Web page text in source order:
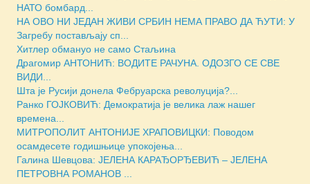
НАТО бомбард...
НА ОВО НИ ЈЕДАН ЖИВИ СРБИН НЕМА ПРАВО ДА ЋУТИ: У
Загребу постављају сп...
Хитлер обмануо не само Стаљина
Драгомир АНТОНИЋ: ВОДИТЕ РАЧУНА. ОДОЗГО СЕ СВЕ
ВИДИ...
Шта је Русији донела Фебруарска револуција?...
Ранко ГОЈКОВИЋ: Демократија је велика лаж нашег
времена...
МИТРОПОЛИТ АНТОНИЈЕ ХРАПОВИЦКИ: Поводом
осамдесете годишњице упокојења...
Галина Шевцова: ЈЕЛЕНА КАРАЂОРЂЕВИЋ – ЈЕЛЕНА
ПЕТРОВНА РОМАНОВ ...